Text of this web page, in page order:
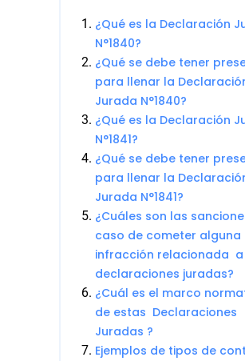
¿Qué es la Declaración
N°1840?
¿Qué se debe tener
para llenar la
Jurada N°1840?
¿Qué es la Declaración
N°1841?
¿Qué se debe tener
para llenar la
Jurada N°1841?
¿Cuáles son las
caso de cometer alguna
infracción relacionada a
declaraciones juradas?
¿Cuál es el marco
de estas Declaraciones
Juradas ?
Ejemplos de tipos de